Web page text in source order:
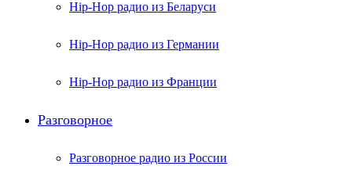
Hip-Hop радио из Беларуси
Hip-Hop радио из Германии
Hip-Hop радио из Франции
Разговорное
Разговорное радио из России